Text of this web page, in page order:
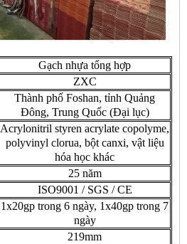
Gạch nhựa tổng hợp
ZXC
Thành phố Foshan, tỉnh Quảng
Đông, Trung Quốc (Đại lục)
Acrylonitril styren acrylate copolyme,
polyvinyl clorua, bột canxi, vật liệu
hóa học khác
25 năm
ISO9001 / SGS / CE
1x20gp trong 6 ngày, 1x40gp trong 7
ngày
219mm